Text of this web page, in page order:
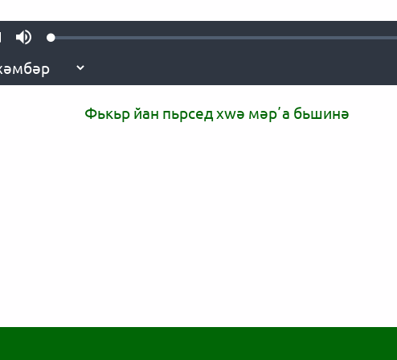
Пьшти
MuteLoaded:
Фькьр йан пьрсед xwә мәрʼа бьшинә